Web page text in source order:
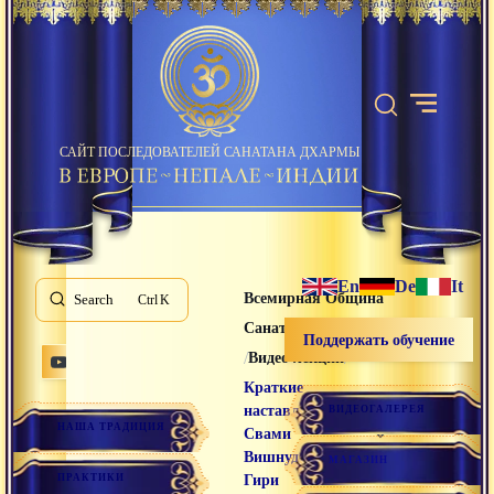
САЙТ ПОСЛЕДОВАТЕЛЕЙ САНАТАНА ДХАРМЫ
Search K
НАША ТРАДИЦИЯ
ПРАКТИКИ
Всемирная Община
Санатана Дхармы
/Видео лекции/
Краткие
наставления
Свами
Вишнудевананда
Гири
En De It
Поддержать обучение
ВИДЕОГАЛЕРЕЯ
МАГАЗИН